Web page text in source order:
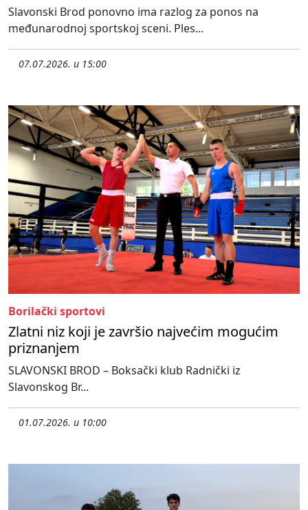
Slavonski Brod ponovno ima razlog za ponos na
međunarodnoj sportskoj sceni. Ples...
07.07.2026. u 15:00
Borilački sportovi
Zlatni niz koji je završio najvećim mogućim
priznanjem
SLAVONSKI BROD – Boksački klub Radnički iz
Slavonskog Br...
01.07.2026. u 10:00